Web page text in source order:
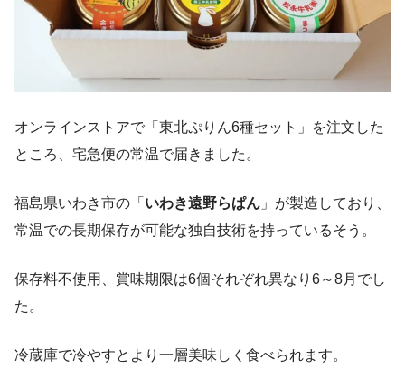
オンラインストアで「東北ぷりん6種セット」を注文した
ところ、宅急便の常温で届きました。
福島県いわき市の「 いわき遠野らぱん 」が製造しており、
常温での長期保存が可能な独自技術を持っているそう。
保存料不使用、賞味期限は6個それぞれ異なり6～8月でし
た。
冷蔵庫で冷やすとより一層美味しく食べられます。